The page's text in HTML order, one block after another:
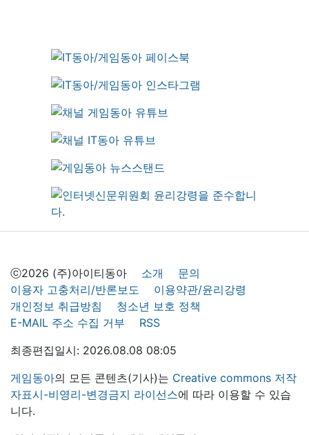
ⓒ2026 (주)아이티동아 소개
문의
이용자 고충처리/반론보도
이용약관/윤리강령
개인정보 취급방침
청소년 보호 정책
E-MAIL 주소 수집 거부
RSS
최종편집일시: 2026.08.08 08:05
게임동아의 모든 콘텐츠(기사)는 Creative commons 저작
자표시-비영리-변경금지 라이선스에 따라 이용할 수 있습
니다.